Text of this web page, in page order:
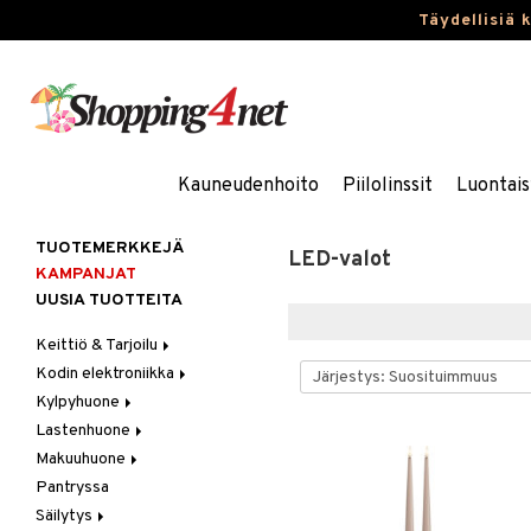
Täydellisiä
Kauneudenhoito Piilolinssit
LED-valot
TUOTEMERKKEJÄ
KAMPANJAT
UUSIA TUOTTEITA
Keittiö & Tarjoilu
Aterimet
Kannut & Karahvit
Keittiösäilytys
Keittiötekstiilit
Keittiövälineet
Kodinkoneet
Kodin elektroniikka
Ääni
Kylpyhuone
Kylpyhuoneen sisustus
Kylpyhuoneen tarvikkeita
Kylpyhuoneen tekstiilit
Lastenhuone
Kylpyhuoneen koristelu
Lasten huonekalut
Lasten lamput
Makuuhuone
Huovat & Saalit
Koristetyynyt
Pantryssa
Säilytys